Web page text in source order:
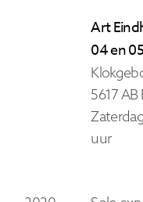
Art
04 en
5617
uur